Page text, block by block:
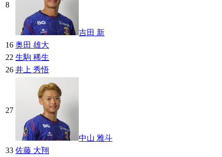
8
吉田 新
16 奥田 雄大
22 生駒 稀生
26 井上 秀悟
27
中山 雅斗
33 佐藤 大翔